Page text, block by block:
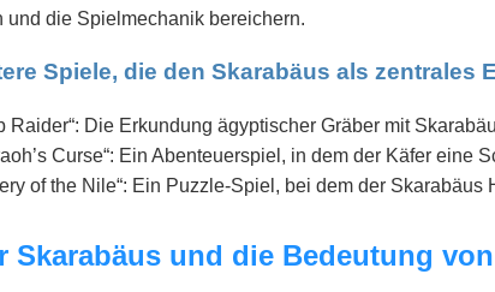
und die Spielmechanik bereichern.
Spiele, die den Skarabäus als zentrales
Raider“: Die Erkundung ägyptischer Gräber mit
Curse“: Ein Abenteuerspiel, in dem der Käfer eine
of the Nile“: Ein Puzzle-Spiel, bei dem der
Skarabäus und die Bedeutung